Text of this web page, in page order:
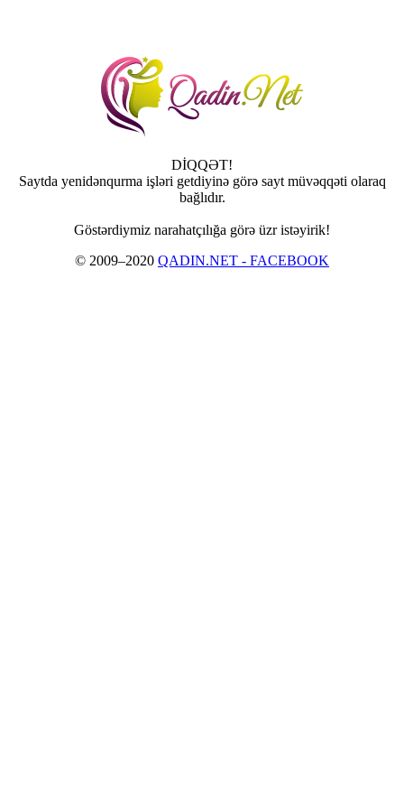
DİQQƏT!
Saytda yenidənqurma işləri getdiyinə görə sayt müvəqqəti olaraq
bağlıdır.
Göstərdiymiz narahatçılığa görə üzr istəyirik!
© 2009–2020 QADIN.NET - FACEBOOK